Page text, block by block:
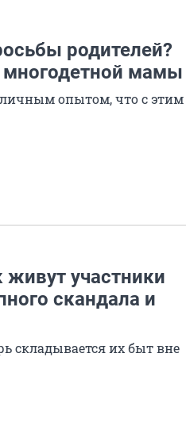
родителей?
многодетной мамы
личным опытом, что с этим
участники
скандала и
складывается их быт вне